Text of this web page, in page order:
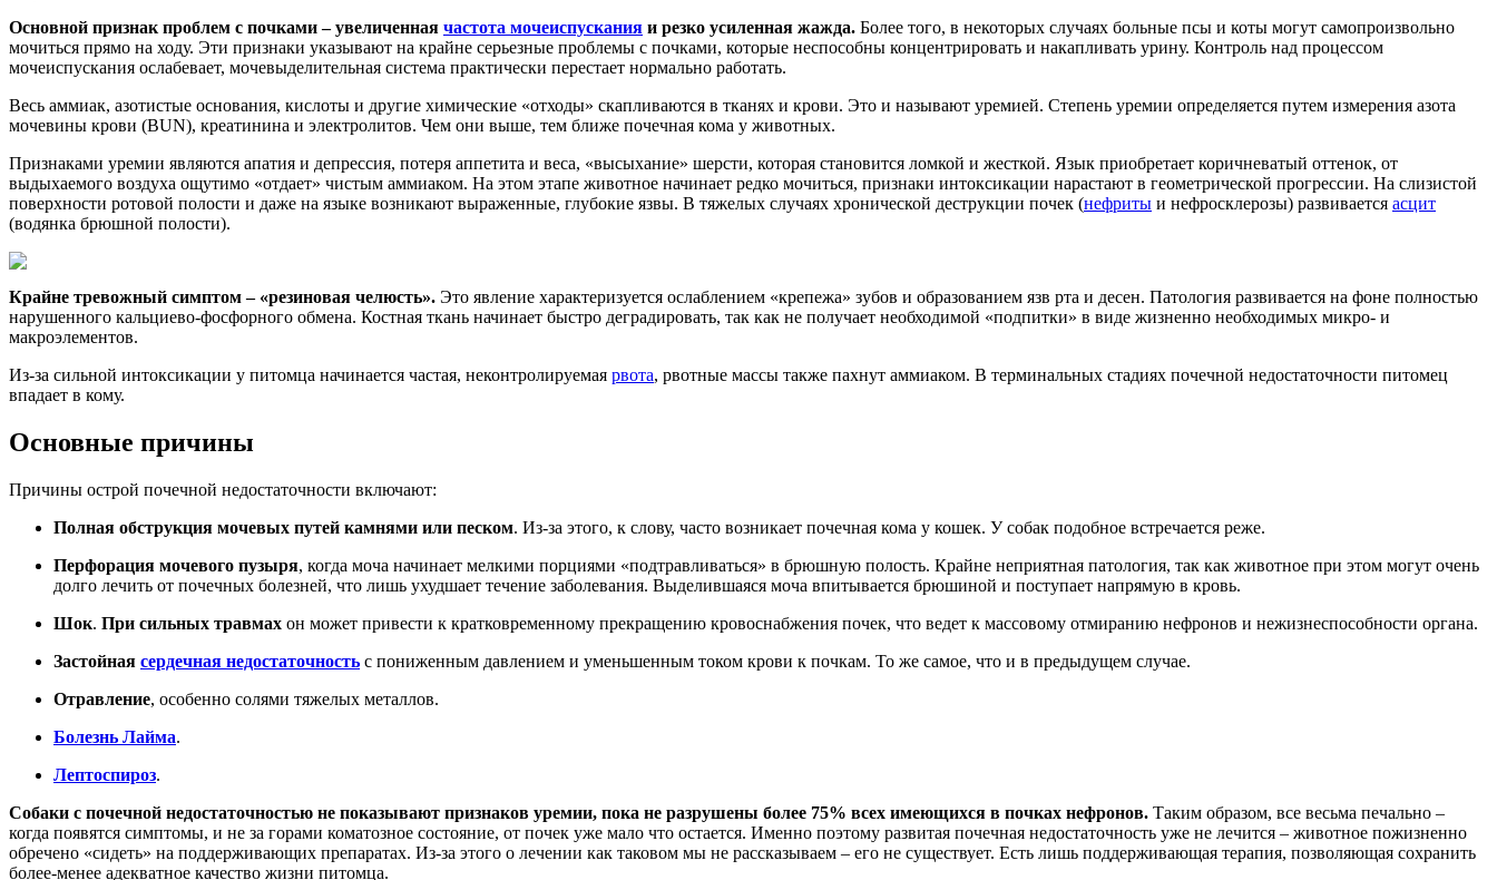
Основной признак проблем с почками – увеличенная частота мочеиспускания и резко усиленная жажда. Более того, в некоторых случаях больные псы и коты могут самопроизвольно
мочиться прямо на ходу. Эти признаки указывают на крайне серьезные проблемы с почками, которые неспособны концентрировать и накапливать урину. Контроль над процессом
мочеиспускания ослабевает, мочевыделительная система практически перестает нормально работать.
Весь аммиак, азотистые основания, кислоты и другие химические «отходы» скапливаются в тканях и крови. Это и называют уремией. Степень уремии определяется путем измерения азота
мочевины крови (BUN), креатинина и электролитов. Чем они выше, тем ближе почечная кома у животных.
Признаками уремии являются апатия и депрессия, потеря аппетита и веса, «высыхание» шерсти, которая становится ломкой и жесткой. Язык приобретает коричневатый оттенок, от
выдыхаемого воздуха ощутимо «отдает» чистым аммиаком. На этом этапе животное начинает редко мочиться, признаки интоксикации нарастают в геометрической прогрессии. На слизистой
поверхности ротовой полости и даже на языке возникают выраженные, глубокие язвы. В тяжелых случаях хронической деструкции почек (нефриты и нефросклерозы) развивается асцит
(водянка брюшной полости).
Крайне тревожный симптом – «резиновая челюсть». Это явление характеризуется ослаблением «крепежа» зубов и образованием язв рта и десен. Патология развивается на фоне полностью
нарушенного кальциево-фосфорного обмена. Костная ткань начинает быстро деградировать, так как не получает необходимой «подпитки» в виде жизненно необходимых микро- и
макроэлементов.
Из-за сильной интоксикации у питомца начинается частая, неконтролируемая рвота, рвотные массы также пахнут аммиаком. В терминальных стадиях почечной недостаточности питомец
впадает в кому.
Основные причины
Причины острой почечной недостаточности включают:
Полная обструкция мочевых путей камнями или песком. Из-за этого, к слову, часто возникает почечная кома у кошек. У собак подобное встречается реже.
Перфорация мочевого пузыря, когда моча начинает мелкими порциями «подтравливаться» в брюшную полость. Крайне неприятная патология, так как животное при этом могут очень
долго лечить от почечных болезней, что лишь ухудшает течение заболевания. Выделившаяся моча впитывается брюшиной и поступает напрямую в кровь.
Шок. При сильных травмах он может привести к кратковременному прекращению кровоснабжения почек, что ведет к массовому отмиранию нефронов и нежизнеспособности органа.
Застойная сердечная недостаточность с пониженным давлением и уменьшенным током крови к почкам. То же самое, что и в предыдущем случае.
Отравление, особенно солями тяжелых металлов.
Болезнь Лайма.
Лептоспироз.
Собаки с почечной недостаточностью не показывают признаков уремии, пока не разрушены более 75% всех имеющихся в почках нефронов. Таким образом, все весьма печально –
когда появятся симптомы, и не за горами коматозное состояние, от почек уже мало что остается. Именно поэтому развитая почечная недостаточность уже не лечится – животное пожизненно
обречено «сидеть» на поддерживающих препаратах. Из-за этого о лечении как таковом мы не рассказываем – его не существует. Есть лишь поддерживающая терапия, позволяющая сохранить
более-менее адекватное качество жизни питомца.